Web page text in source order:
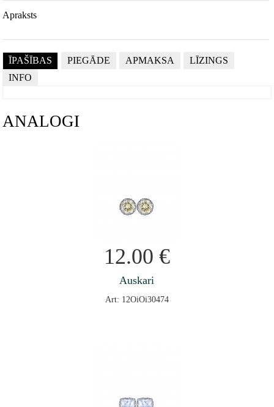
Apraksts
ĪPAŠĪBAS PIEGĀDE APMAKSA
LĪZINGS
INFO
ANALOGI
12.00 €
Auskari
Art: 12OiOi30474